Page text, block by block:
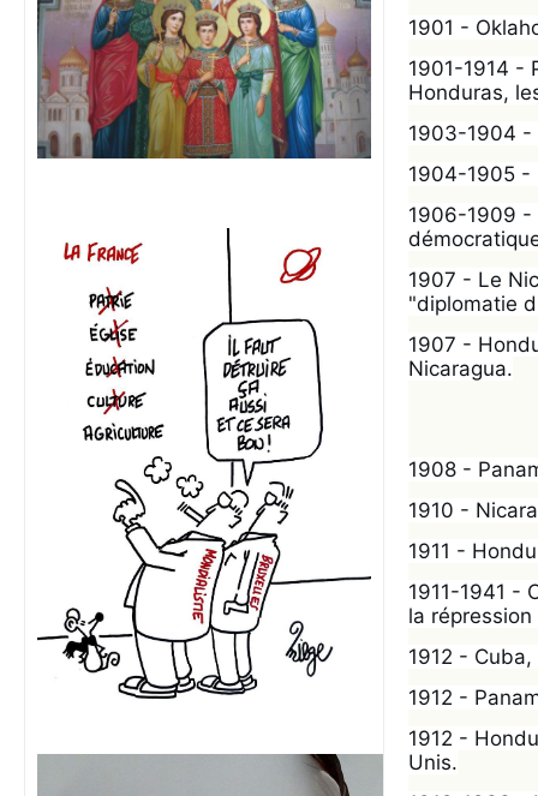
1901 -
1901-1914 -
Honduras,
1903-1904 -
1904-1905 -
1906-1909 -
1907 - Le
"diplomatie
1907 -
Nicaragua.
1908 -
1910 -
1911 -
1911-1941 -
la
1912 -
1912 -
1912 -
Unis.